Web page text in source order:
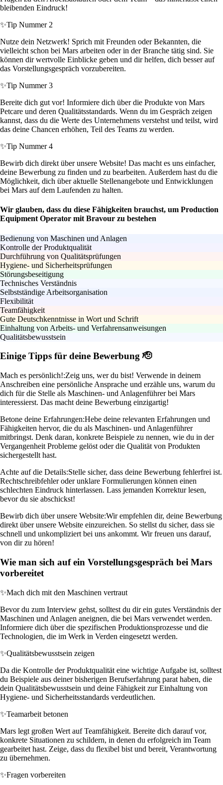
bleibenden Eindruck!
✨Tip Nummer 2
Nutze dein Netzwerk! Sprich mit Freunden oder Bekannten, die
vielleicht schon bei Mars arbeiten oder in der Branche tätig sind. Sie
können dir wertvolle Einblicke geben und dir helfen, dich besser auf
das Vorstellungsgespräch vorzubereiten.
✨Tip Nummer 3
Bereite dich gut vor! Informiere dich über die Produkte von Mars
Petcare und deren Qualitätsstandards. Wenn du im Gespräch zeigen
kannst, dass du die Werte des Unternehmens verstehst und teilst, wird
das deine Chancen erhöhen, Teil des Teams zu werden.
✨Tip Nummer 4
Bewirb dich direkt über unsere Website! Das macht es uns einfacher,
deine Bewerbung zu finden und zu bearbeiten. Außerdem hast du die
Möglichkeit, dich über aktuelle Stellenangebote und Entwicklungen
bei Mars auf dem Laufenden zu halten.
Wir glauben, dass du diese Fähigkeiten brauchst, um Production
Equipment Operator mit Bravour zu bestehen
Bedienung von Maschinen und Anlagen
Kontrolle der Produktqualität
Durchführung von Qualitätsprüfungen
Hygiene- und Sicherheitsprüfungen
Störungsbeseitigung
Technisches Verständnis
Selbstständige Arbeitsorganisation
Flexibilität
Teamfähigkeit
Gute Deutschkenntnisse in Wort und Schrift
Einhaltung von Arbeits- und Verfahrensanweisungen
Qualitätsbewusstsein
Einige Tipps für deine Bewerbung 🫡
Mach es persönlich!:Zeig uns, wer du bist! Verwende in deinem
Anschreiben eine persönliche Ansprache und erzähle uns, warum du
dich für die Stelle als Maschinen- und Anlagenführer bei Mars
interessierst. Das macht deine Bewerbung einzigartig!
Betone deine Erfahrungen:Hebe deine relevanten Erfahrungen und
Fähigkeiten hervor, die du als Maschinen- und Anlagenführer
mitbringst. Denk daran, konkrete Beispiele zu nennen, wie du in der
Vergangenheit Probleme gelöst oder die Qualität von Produkten
sichergestellt hast.
Achte auf die Details:Stelle sicher, dass deine Bewerbung fehlerfrei ist.
Rechtschreibfehler oder unklare Formulierungen können einen
schlechten Eindruck hinterlassen. Lass jemanden Korrektur lesen,
bevor du sie abschickst!
Bewirb dich über unsere Website:Wir empfehlen dir, deine Bewerbung
direkt über unsere Website einzureichen. So stellst du sicher, dass sie
schnell und unkompliziert bei uns ankommt. Wir freuen uns darauf,
von dir zu hören!
Wie man sich auf ein Vorstellungsgespräch bei Mars
vorbereitet
✨Mach dich mit den Maschinen vertraut
Bevor du zum Interview gehst, solltest du dir ein gutes Verständnis der
Maschinen und Anlagen aneignen, die bei Mars verwendet werden.
Informiere dich über die spezifischen Produktionsprozesse und die
Technologien, die im Werk in Verden eingesetzt werden.
✨Qualitätsbewusstsein zeigen
Da die Kontrolle der Produktqualität eine wichtige Aufgabe ist, solltest
du Beispiele aus deiner bisherigen Berufserfahrung parat haben, die
dein Qualitätsbewusstsein und deine Fähigkeit zur Einhaltung von
Hygiene- und Sicherheitsstandards verdeutlichen.
✨Teamarbeit betonen
Mars legt großen Wert auf Teamfähigkeit. Bereite dich darauf vor,
konkrete Situationen zu schildern, in denen du erfolgreich im Team
gearbeitet hast. Zeige, dass du flexibel bist und bereit, Verantwortung
zu übernehmen.
✨Fragen vorbereiten